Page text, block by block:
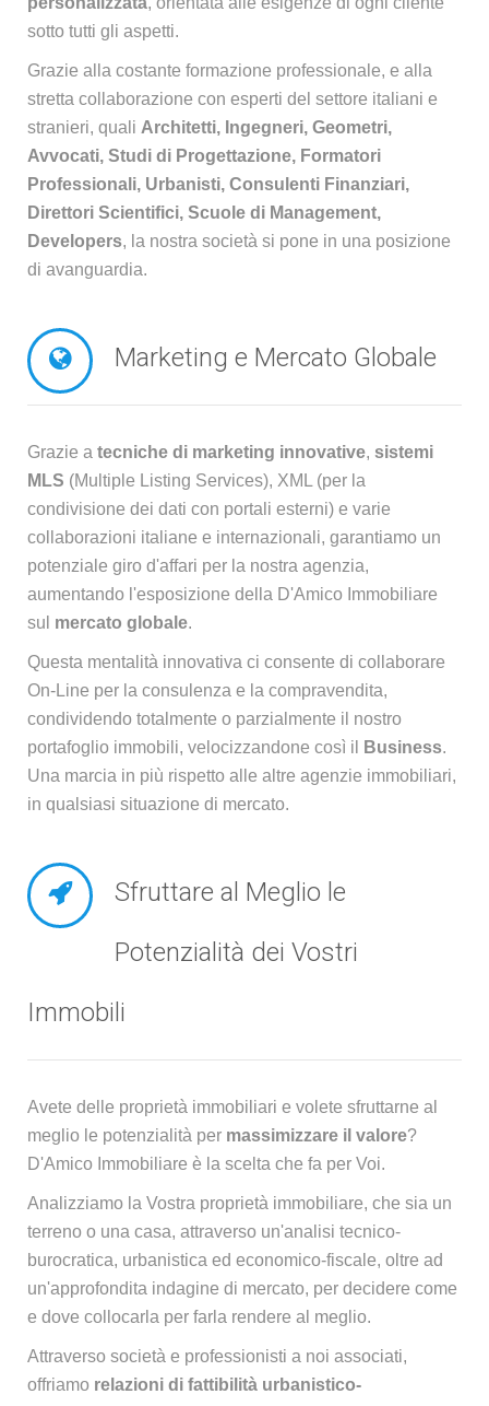
sotto tutti gli aspetti.
Grazie alla costante formazione professionale, e alla
stretta collaborazione con esperti del settore italiani e
stranieri, quali Architetti, Ingegneri, Geometri,
Avvocati, Studi di Progettazione, Formatori
Professionali, Urbanisti, Consulenti Finanziari,
Direttori Scientifici, Scuole di Management,
Developers, la nostra società si pone in una posizione
di avanguardia.
Marketing e Mercato Globale
Grazie a tecniche di marketing innovative, sistemi
MLS (Multiple Listing Services), XML (per la
condivisione dei dati con portali esterni) e varie
collaborazioni italiane e internazionali, garantiamo un
potenziale giro d'affari per la nostra agenzia,
aumentando l'esposizione della D'Amico Immobiliare
sul mercato globale.
Questa mentalità innovativa ci consente di collaborare
On-Line per la consulenza e la compravendita,
condividendo totalmente o parzialmente il nostro
portafoglio immobili, velocizzandone così il
Business.
Una marcia in più rispetto alle altre agenzie immobiliari,
in qualsiasi situazione di mercato.
Sfruttare al Meglio le
Potenzialità dei Vostri
Immobili
Avete delle proprietà immobiliari e volete sfruttarne al
meglio le potenzialità per massimizzare il valore?
D'Amico Immobiliare è la scelta che fa per Voi.
Analizziamo la Vostra proprietà immobiliare, che sia un
terreno o una casa, attraverso un'analisi tecnico-
burocratica, urbanistica ed economico-fiscale, oltre ad
un'approfondita indagine di mercato, per decidere come
e dove collocarla per farla rendere al meglio.
Attraverso società e professionisti a noi associati,
offriamo relazioni di fattibilità urbanistico-